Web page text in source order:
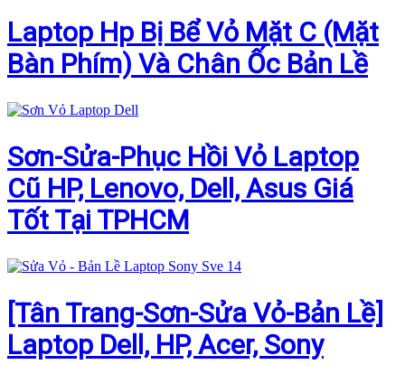
Laptop Hp Bị Bể Vỏ Mặt C (Mặt
Bàn Phím) Và Chân Ốc Bản Lề
Sơn-Sửa-Phục Hồi Vỏ Laptop
Cũ HP, Lenovo, Dell, Asus Giá
Tốt Tại TPHCM
[Tân Trang-Sơn-Sửa Vỏ-Bản Lề]
Laptop Dell, HP, Acer, Sony